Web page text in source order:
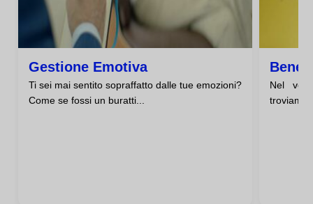
Gestione Emotiva
Ti sei mai sentito sopraffatto dalle tue emozioni?
Come se fossi un buratti...
Nel
troviamo